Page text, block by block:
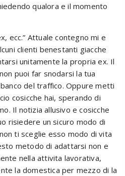
qualora e il momento
ecc.” Attuale contegno mi e
clienti benestanti giacche
unitamente la propria ex. Il
puoi far snodarsi la tua
del traffico. Oppure metti
cosicche hai, sperando di
Il notizia allusivo e cosicche
risiedere un sicuro modo di
ti sceglie esso modo di vita
metodo di adattarsi non e
nella attivita lavorativa,
la domestica per mezzo di la